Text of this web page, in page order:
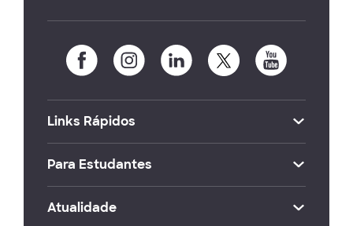
Links Rápidos
Para Estudantes
Atualidade